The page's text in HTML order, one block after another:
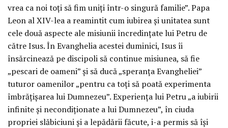
vrea ca noi toți să fim uniți într-o singură familie”. Papa
Leon al XIV-lea a reamintit cum iubirea și unitatea sunt
cele două aspecte ale misiunii încredințate lui Petru de
către Isus. În Evanghelia acestei duminici, Isus îi
însărcinează pe discipoli să continue misiunea, să fie
„pescari de oameni” și să ducă „speranța Evangheliei”
tuturor oamenilor „pentru ca toți să poată experimenta
îmbrățișarea lui Dumnezeu”. Experiența lui Petru „a iubirii
infinite și necondiționate a lui Dumnezeu”, în ciuda
propriei slăbiciuni și a lepădării făcute, i-a permis să își